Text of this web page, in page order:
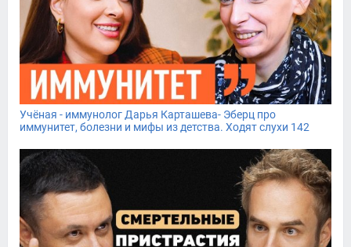
Учёная - иммунолог Дарья Карташева- Эберц про
иммунитет, болезни и мифы из детства. Ходят слухи 142